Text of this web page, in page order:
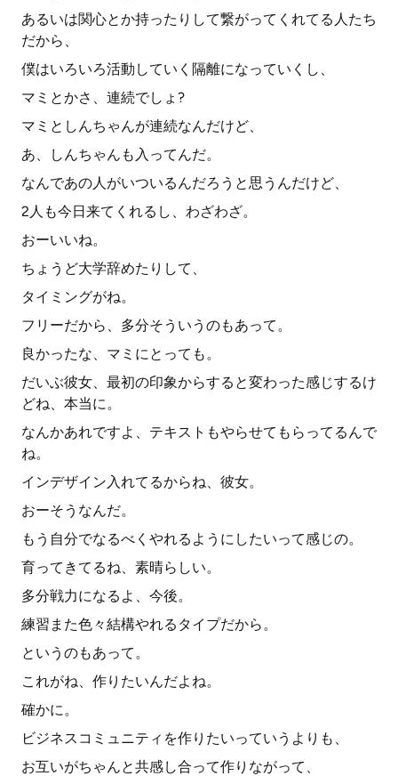
あるいは関心とか持ったりして繋がってくれてる人たち
だから、
僕はいろいろ活動していく隔離になっていくし、
マミとかさ、連続でしょ?
マミとしんちゃんが連続なんだけど、
あ、しんちゃんも入ってんだ。
なんであの人がいついるんだろうと思うんだけど、
2人も今日来てくれるし、わざわざ。
おーいいね。
ちょうど大学辞めたりして、
タイミングがね。
フリーだから、多分そういうのもあって。
良かったな、マミにとっても。
だいぶ彼女、最初の印象からすると変わった感じするけ
どね、本当に。
なんかあれですよ、テキストもやらせてもらってるんで
ね。
インデザイン入れてるからね、彼女。
おーそうなんだ。
もう自分でなるべくやれるようにしたいって感じの。
育ってきてるね、素晴らしい。
多分戦力になるよ、今後。
練習また色々結構やれるタイプだから。
というのもあって。
これがね、作りたいんだよね。
確かに。
ビジネスコミュニティを作りたいっていうよりも、
お互いがちゃんと共感し合って作りながって、